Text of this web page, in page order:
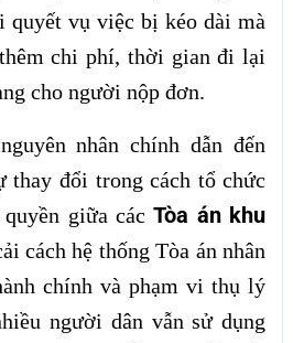
quyết vụ việc bị kéo dài mà
chi phí, thời gian đi lại
cho người nộp đơn.
nhân chính dẫn đến
thay đổi trong cách tổ chức
quyền giữa cácTòa án khu
cách hệ thống Tòa án nhân
chính và phạm vi thụ lý
người dân vẫn sử dụng